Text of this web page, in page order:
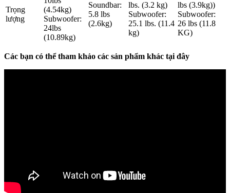
Trọng
lượng
(4.54kg)
Subwoofer:
24lbs
(10.89kg)
Soundbar:
5.8 lbs
(2.6kg)
lbs. (3.2 kg)
Subwoofer:
25.1 lbs. (11.4
kg)
lbs (3.9kg))
Subwoofer:
26 lbs (11.8
KG)
Các bạn có thể tham khảo các sản phẩm khác tại đây